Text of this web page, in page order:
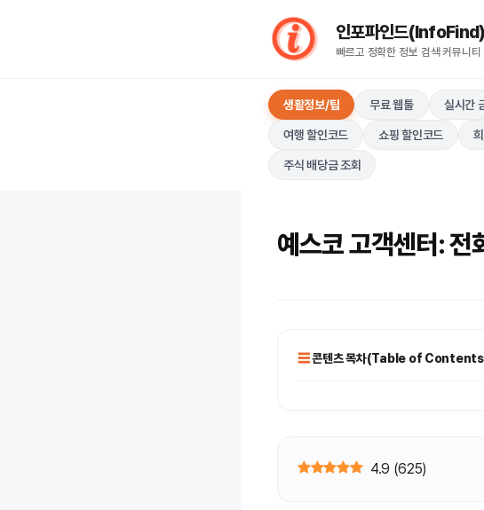
인포파인드(InfoFind)​​​​
빠르고 정확한 정보 검색 커뮤니티
생활정보/팁 무료 웹툴 실시간
여행 할인코드 쇼핑 할인코드
주식 배당금 조회
예스코 고객센터: 전
콘텐츠 목차(Table of
4.9 (625)